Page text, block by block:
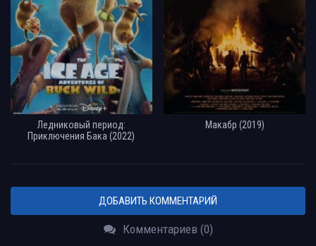
Ледниковый период:
Приключения Бака (2022)
Макабр (2019)
ДОБАВИТЬ КОММЕНТАРИЙ
Комментариев (0)